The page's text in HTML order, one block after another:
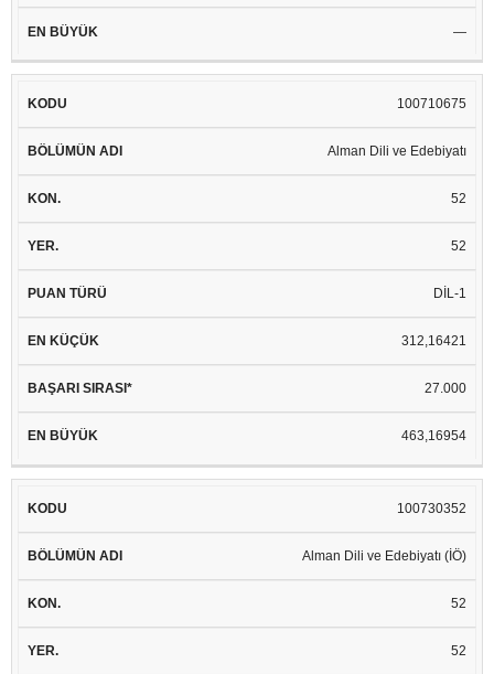
—
100710675
Alman Dili ve Edebiyatı
52
52
DİL-1
312,16421
27.000
463,16954
100730352
Alman Dili ve Edebiyatı (İÖ)
52
52